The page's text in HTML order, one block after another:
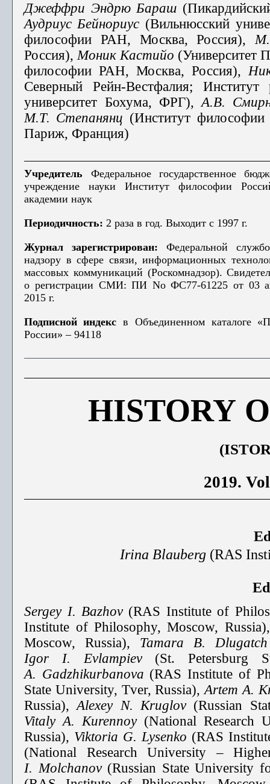
Джеффри Эндрю Бараш
Аудриус Бейнориус (Вильнюсский
философии РАН, Москва, Россия),
Россия),Моник Кастийо
философии РАН, Москва, Россия),
Северный Рейн-Вестфалия;
университет Бохума, ФРГ),А.В.
М.Т. Степанянц (Институт
Париж, Франция)
Учредитель Федеральное государственное
учреждение науки Институт философии
академии наук
Периодичность: 2 раза в год. Выходит с 1997 г.
Журнал зарегистрирован: Федеральной
надзору в сфере связи, информационных
массовых коммуникаций (Роскомнадзор).
о регистрации СМИ: ПИ No ФС77-61225 от 03
2015 г.
Подписной индекс в Объединенном каталоге
России» – 94118
HISTORY
2019.
Irina Blauberg (RAS
Sergey I. Bazhov (RAS Institute of
Institute of Philosophy, Moscow,
Moscow, Russia), Tamara B.
Igor I. Evlampiev (St. Petersburg
A. Gadzhikurbanova (RAS Institute of
State University, Tver, Russia),Artem A.
Russia),Alexey N. Kruglov (Russian
Vitaly A. Kurennoy (National Research
Russia), Viktoria G. Lysenko (RAS
(National Research University –
I. Molchanov (Russian State University